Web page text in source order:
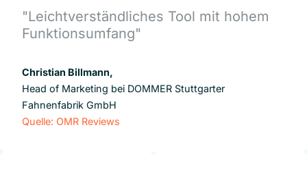
"Leichtverständliches Tool mit hohem
Funktionsumfang"
Christian Billmann,
Head of Marketing bei DOMMER Stuttgarter
Fahnenfabrik GmbH
Quelle: OMR Reviews